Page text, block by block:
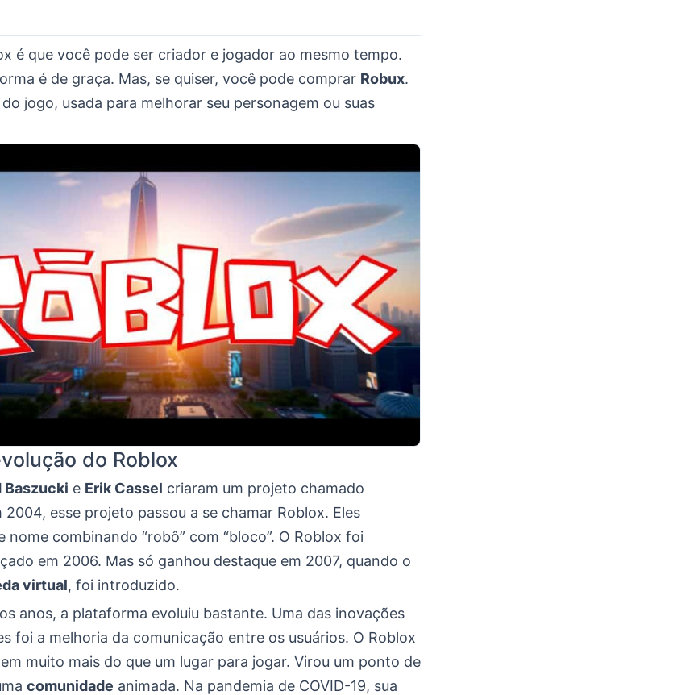
é que você pode ser criador e jogador ao mesmo tempo.
é de graça. Mas, se quiser, você pode comprar Robux.
do jogo, usada para melhorar seu personagem ou suas
do Roblox
Baszucki e Erik Cassel criaram um projeto chamado
2004, esse projeto passou a se chamar Roblox. Eles
nome combinando “robô” com “bloco”. O Roblox foi
em 2006. Mas só ganhou destaque em 2007, quando o
virtual, foi introduzido.
anos, a plataforma evoluiu bastante. Uma das inovações
foi a melhoria da comunicação entre os usuários. O Roblox
muito mais do que um lugar para jogar. Virou um ponto de
comunidade animada. Na pandemia de COVID-19, sua